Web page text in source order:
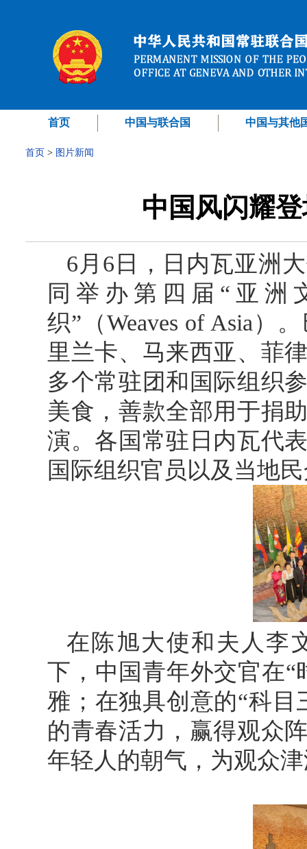
首页 中国与联合国 中国与其他
首页 > 图片新闻
中国风闪耀
6月6日，日内瓦亚洲
同举办第四届“亚洲
织”（Weaves of Asia）
里兰卡、马来西亚、菲
多个常驻团和国际组织
美食，善款全部用于捐
演。各国常驻日内瓦代
国际组织官员以及当地
在陈旭大使和夫人李
下，中国青年外交官在
雅；在独具创意的“科
的青春活力，赢得观众
年轻人的朝气，为观众